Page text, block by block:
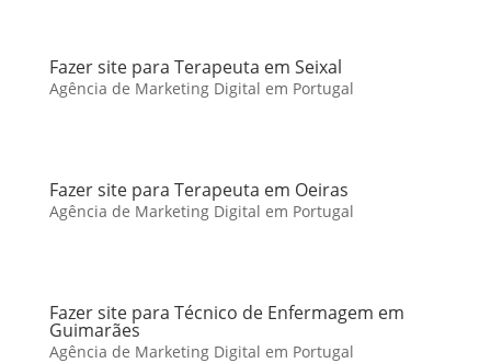
Fazer site para Terapeuta em Seixal
Agência de Marketing Digital em Portugal
Fazer site para Terapeuta em Oeiras
Agência de Marketing Digital em Portugal
Fazer site para Técnico de Enfermagem em
Guimarães
Agência de Marketing Digital em Portugal